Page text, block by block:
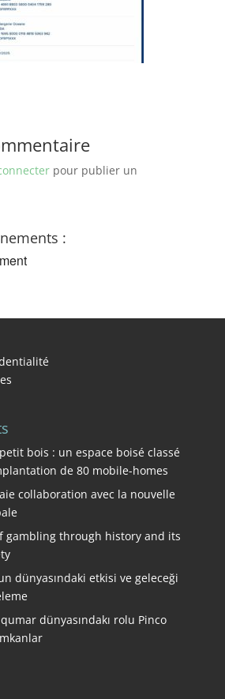
pour publier un
:
bois : un espace boisé classé
de 80 mobile-homes
collaboration avec la nouvelle
gambling through history and its
dünyasındaki etkisi ve geleceği
dünyasındakı rolu Pinco